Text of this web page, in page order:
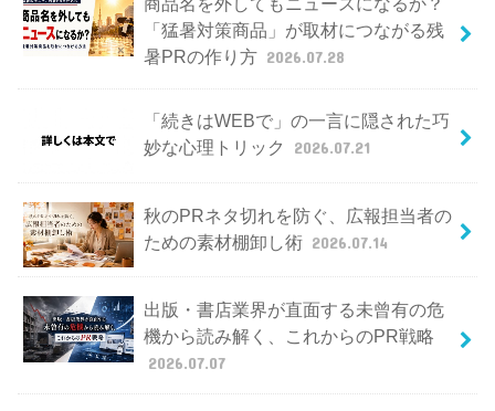
「猛暑対策商品」が取材につながる残
暑PRの作り方 2026.07.28
「続きはWEBで」の一言に隠された巧
妙な心理トリック
2026.07.21
秋のPRネタ切れを防ぐ、広報担当者の
ための素材棚卸し術 2026.07.14
出版・書店業界が直面する未曾有の危
機から読み解く、これからのPR戦略
2026.07.07